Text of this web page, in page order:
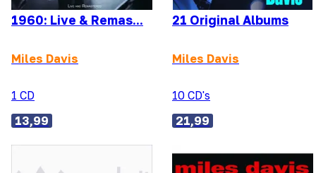
1960: Live & Remas...
Miles Davis
1 CD
13,99
21 Original Albums
Miles Davis
10 CD's
21,99